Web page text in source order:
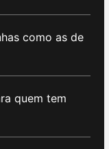
como as de
quem tem